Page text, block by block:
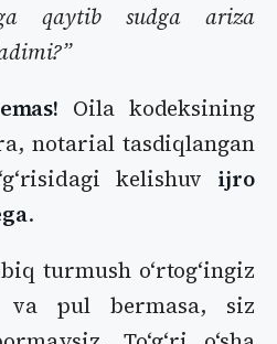
qaytib sudga ariza
Oila kodeksining
notarial tasdiqlangan
kelishuv ijro
.
turmush oʻrtogʻingiz
va pul bermasa, siz